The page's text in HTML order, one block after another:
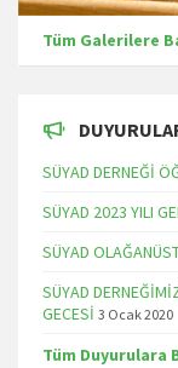
Tüm Galerilere
SÜYAD DERNEĞİ
SÜYAD 2023 YILI
SÜYAD
SÜYAD
GECESİ 3 Ocak 2020
Tüm Duyurulara